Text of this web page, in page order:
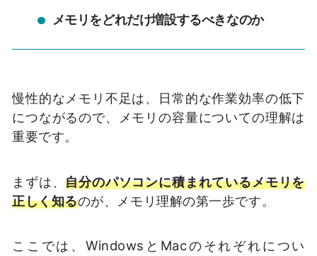
メモリをどれだけ増設するべきなのか
慢性的なメモリ不足は、日常的な作業効率の低下
につながるので、メモリの容量についての理解は
重要です。
まずは、自分のパソコンに積まれているメモリを
正しく知るのが、メモリ理解の第一歩です。
ここでは、WindowsとMacのそれぞれについ